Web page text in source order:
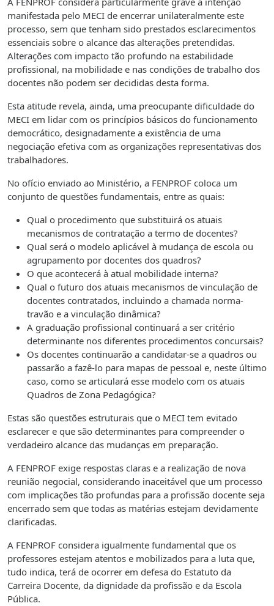
manifestada pelo MECI de encerrar unilateralmente este
processo, sem que tenham sido prestados esclarecimentos
essenciais sobre o alcance das alterações pretendidas.
Alterações com impacto tão profundo na estabilidade
profissional, na mobilidade e nas condições de trabalho dos
docentes não podem ser decididas desta forma.
Esta atitude revela, ainda, uma preocupante dificuldade do
MECI em lidar com os princípios básicos do funcionamento
democrático, designadamente a existência de uma
negociação efetiva com as organizações representativas dos
trabalhadores.
No ofício enviado ao Ministério, a FENPROF coloca um
conjunto de questões fundamentais, entre as quais:
Qual o procedimento que substituirá os atuais
mecanismos de contratação a termo de docentes?
Qual será o modelo aplicável à mudança de escola ou
agrupamento por docentes dos quadros?
O que acontecerá à atual mobilidade interna?
Qual o futuro dos atuais mecanismos de vinculação de
docentes contratados, incluindo a chamada norma-
travão e a vinculação dinâmica?
A graduação profissional continuará a ser critério
determinante nos diferentes procedimentos concursais?
Os docentes continuarão a candidatar-se a quadros ou
passarão a fazê-lo para mapas de pessoal e, neste último
caso, como se articulará esse modelo com os atuais
Quadros de Zona Pedagógica?
Estas são questões estruturais que o MECI tem evitado
esclarecer e que são determinantes para compreender o
verdadeiro alcance das mudanças em preparação.
A FENPROF exige respostas claras e a realização de nova
reunião negocial, considerando inaceitável que um processo
com implicações tão profundas para a profissão docente seja
encerrado sem que todas as matérias estejam devidamente
clarificadas.
A FENPROF considera igualmente fundamental que os
professores estejam atentos e mobilizados para a luta que,
tudo indica, terá de ocorrer em defesa do Estatuto da
Carreira Docente, da dignidade da profissão e da Escola
Pública.